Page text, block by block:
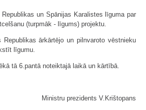
un Spānijas Karalistes līguma par
(turpmāk - līgums) projektu.
ārkārtējo un pilnvaroto vēstnieku
līgumu.
tā 6.pantā noteiktajā laikā un kārtībā.
Ministru prezidents V.Krištopans